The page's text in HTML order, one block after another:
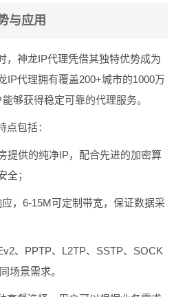
与应用
，神龙IP代理凭借其独特优势成为
IP代理拥有覆盖200+城市的1000万
够获得稳定可靠的代理服务。
点包括：
提供的纯净IP，配合先进的加密算
全；
，6-15M可定制带宽，保证数据采
、PPTP、L2TP、SSTP、SOCK
场景需求。